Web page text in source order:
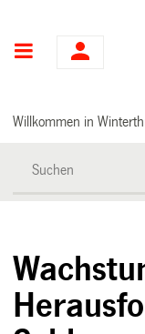
Willkommen in